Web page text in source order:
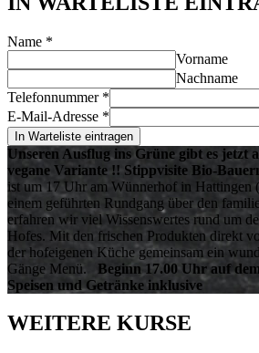
Name *
Vorname
Nachname
Telefonnummer *
E-Mail-Adresse *
In Warteliste eintragen
Unseren Ausflug ins Grüne gibt es jetzt
vegane Variante !! Stippvisite Bio-
ist um 17 Uhr am Wünnerhof in
einem geführten Rundgang über den
erfahren wir viel Wissenswertes rund um
Hofes. Mit den frischen Produkten direkt
der hofeigenen Küche gemeinsam ein
Gänge Menü. Beginn 17.00 Uhr auf
Speisen und Getränke inklusive
WEITERE KURSE